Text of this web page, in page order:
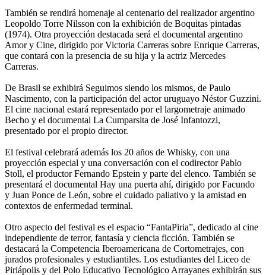
También se rendirá homenaje al centenario del realizador argentino
Leopoldo Torre Nilsson con la exhibición de Boquitas pintadas
(1974). Otra proyección destacada será el documental argentino
Amor y Cine, dirigido por Victoria Carreras sobre Enrique Carreras,
que contará con la presencia de su hija y la actriz Mercedes
Carreras.
De Brasil se exhibirá Seguimos siendo los mismos, de Paulo
Nascimento, con la participación del actor uruguayo Néstor Guzzini.
El cine nacional estará representado por el largometraje animado
Becho y el documental La Cumparsita de José Infantozzi,
presentado por el propio director.
El festival celebrará además los 20 años de Whisky, con una
proyección especial y una conversación con el codirector Pablo
Stoll, el productor Fernando Epstein y parte del elenco. También se
presentará el documental Hay una puerta ahí, dirigido por Facundo
y Juan Ponce de León, sobre el cuidado paliativo y la amistad en
contextos de enfermedad terminal.
Otro aspecto del festival es el espacio “FantaPiria”, dedicado al cine
independiente de terror, fantasía y ciencia ficción. También se
destacará la Competencia Iberoamericana de Cortometrajes, con
jurados profesionales y estudiantiles. Los estudiantes del Liceo de
Piriápolis y del Polo Educativo Tecnológico Arrayanes exhibirán sus